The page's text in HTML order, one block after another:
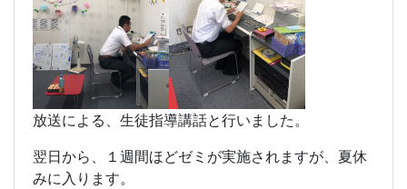
放送による、生徒指導講話と行いました。
翌日から、１週間ほどゼミが実施されますが、夏休
みに入ります。